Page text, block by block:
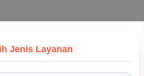
Jenis Layanan